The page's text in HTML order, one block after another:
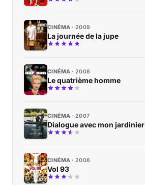
CINÉMA 2009
La journée de la jupe
CINÉMA 2008
Le quatrième homme
CINÉMA 2007
Dialogue avec mon jardinier
CINÉMA 2006
Vol 93